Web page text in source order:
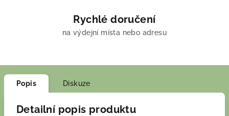
Rychlé doručení
na výdejní místa nebo adresu
Popis Diskuze
Detailní popis produktu